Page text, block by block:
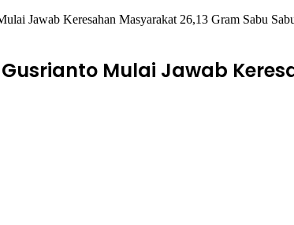
Jawab Keresahan Masyarakat 26,13 Gram Sabu
Mulai Jawab